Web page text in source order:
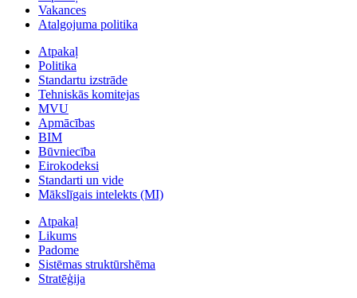
Vakances
Atalgojuma politika
Atpakaļ
Politika
Standartu izstrāde
Tehniskās komitejas
MVU
Apmācības
BIM
Būvniecība
Eirokodeksi
Standarti un vide
Mākslīgais intelekts (MI)
Atpakaļ
Likums
Padome
Sistēmas struktūrshēma
Stratēģija